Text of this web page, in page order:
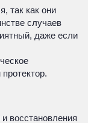
так как они
случаев
даже если
восстановления